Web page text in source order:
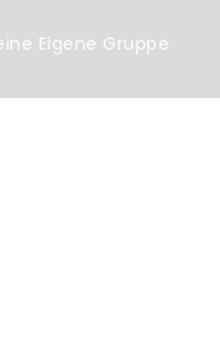
Eigene Gruppe